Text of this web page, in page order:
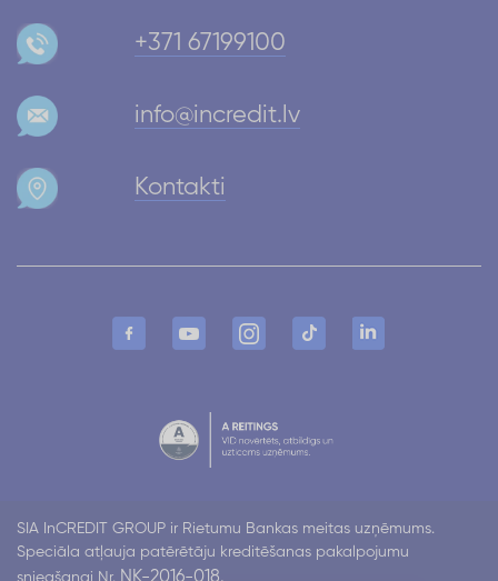
+371 67199100
info@incredit.lv
Kontakti
SIA InCREDIT GROUP ir Rietumu Bankas meitas uzņēmums.
Speciāla atļauja patērētāju kreditēšanas pakalpojumu
sniegšanai Nr.